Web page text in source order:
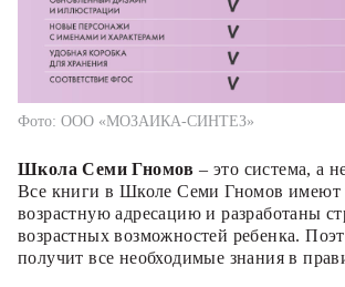
Фото: ООО «МОЗАИКА-СИНТЕЗ»
Школа Семи Гномов – это система, а
Все книги в Школе Семи Гномов имеют
возрастную адресацию и разработаны
возрастных возможностей ребенка.
получит все необходимые знания в